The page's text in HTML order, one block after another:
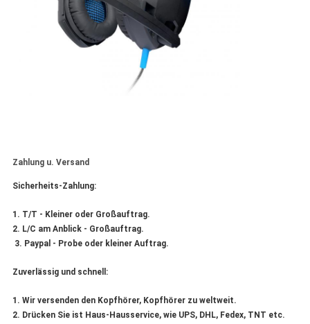
Zahlung u. Versand
Sicherheits-Zahlung:
1. T/T - Kleiner oder Großauftrag.
2. L/C am Anblick - Großauftrag.
3. Paypal - Probe oder kleiner Auftrag.
Zuverlässig und schnell:
1. Wir versenden den Kopfhörer, Kopfhörer zu weltweit.
2. Drücken Sie ist Haus-Hausservice, wie UPS, DHL, Fedex, TNT etc.